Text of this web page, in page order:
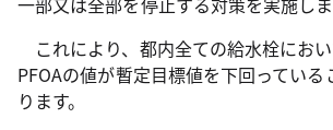
これにより、都内全ての給水栓にお
PFOAの値が暫定目標値を下回ってい
ります。